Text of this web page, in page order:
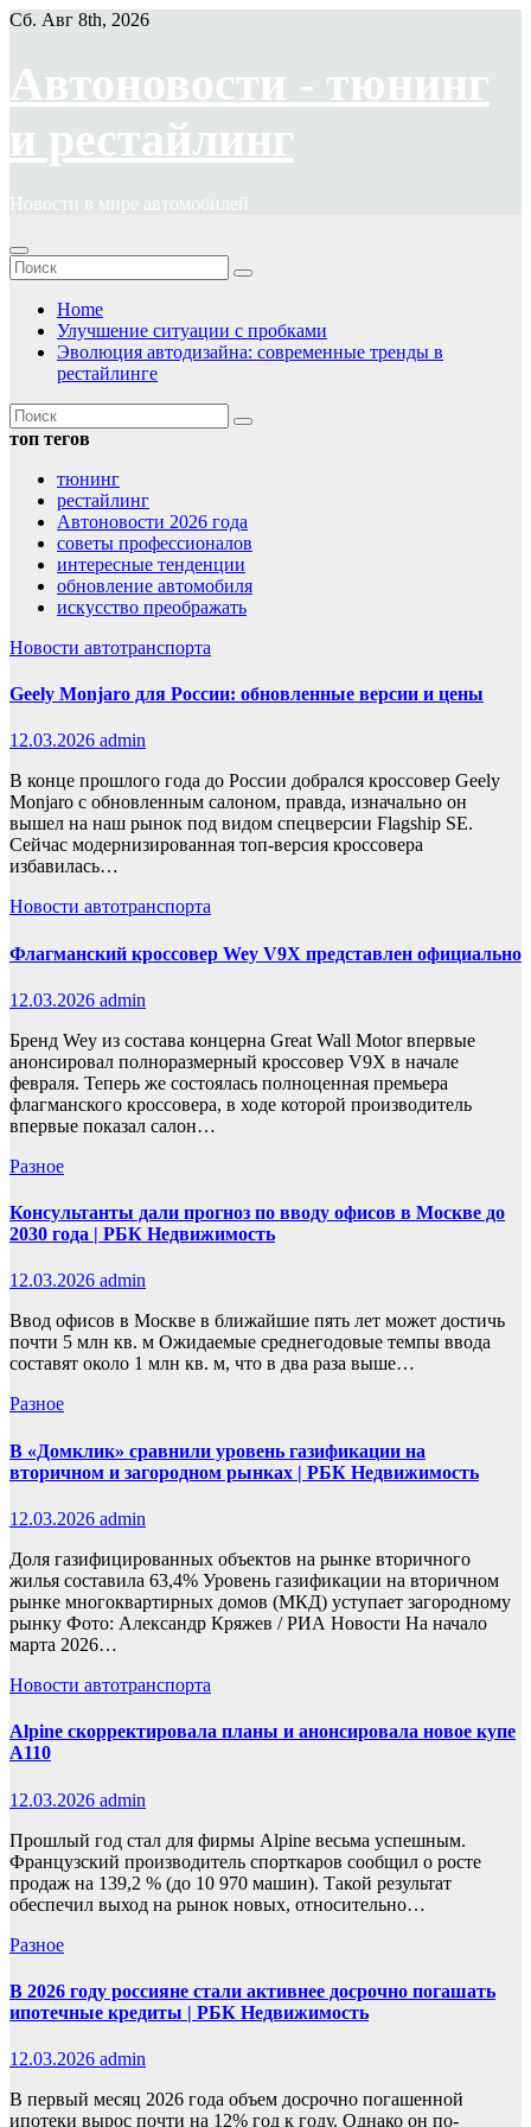
Перейти
Сб. Авг 8th, 2026
Автоновости - тюнинг
и рестайлинг
Новости в мире автомобилей
Home
Улучшение ситуации с пробками
Эволюция автодизайна: современные тренды в
рестайлинге
топ тегов
тюнинг
рестайлинг
Автоновости 2026 года
советы профессионалов
интересные тенденции
обновление автомобиля
искусство преображать
Новости автотранспорта
Geely Monjaro для России: обновленные версии и цены
12.03.2026 admin
В конце прошлого года до России добрался кроссовер Geely
Monjaro с обновленным салоном, правда, изначально он
вышел на наш рынок под видом спецверсии Flagship SE.
Сейчас модернизированная топ-версия кроссовера
избавилась…
Новости автотранспорта
Флагманский кроссовер Wey V9X представлен официально
12.03.2026 admin
Бренд Wey из состава концерна Great Wall Motor впервые
анонсировал полноразмерный кроссовер V9X в начале
февраля. Теперь же состоялась полноценная премьера
флагманского кроссовера, в ходе которой производитель
впервые показал салон…
Разное
Консультанты дали прогноз по вводу офисов в Москве до
2030 года | РБК Недвижимость
12.03.2026 admin
Ввод офисов в Москве в ближайшие пять лет может достичь
почти 5 млн кв. м Ожидаемые среднегодовые темпы ввода
составят около 1 млн кв. м, что в два раза выше…
Разное
В «Домклик» сравнили уровень газификации на
вторичном и загородном рынках | РБК Недвижимость
12.03.2026 admin
Доля газифицированных объектов на рынке вторичного
жилья составила 63,4% Уровень газификации на вторичном
рынке многоквартирных домов (МКД) уступает загородному
рынку Фото: Александр Кряжев / РИА Новости На начало
марта 2026…
Новости автотранспорта
Alpine скорректировала планы и анонсировала новое купе
A110
12.03.2026 admin
Прошлый год стал для фирмы Alpine весьма успешным.
Французский производитель спорткаров сообщил о росте
продаж на 139,2 % (до 10 970 машин). Такой результат
обеспечил выход на рынок новых, относительно…
Разное
В 2026 году россияне стали активнее досрочно погашать
ипотечные кредиты | РБК Недвижимость
12.03.2026 admin
В первый месяц 2026 года объем досрочно погашенной
ипотеки вырос почти на 12% год к году. Однако он по-